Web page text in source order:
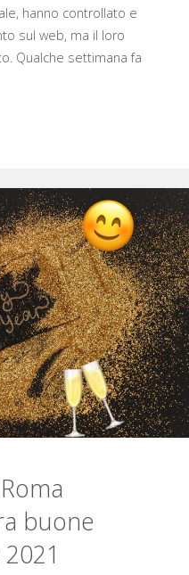
hanno controllato e
sul web, ma il loro
Qualche settimana fa
buone